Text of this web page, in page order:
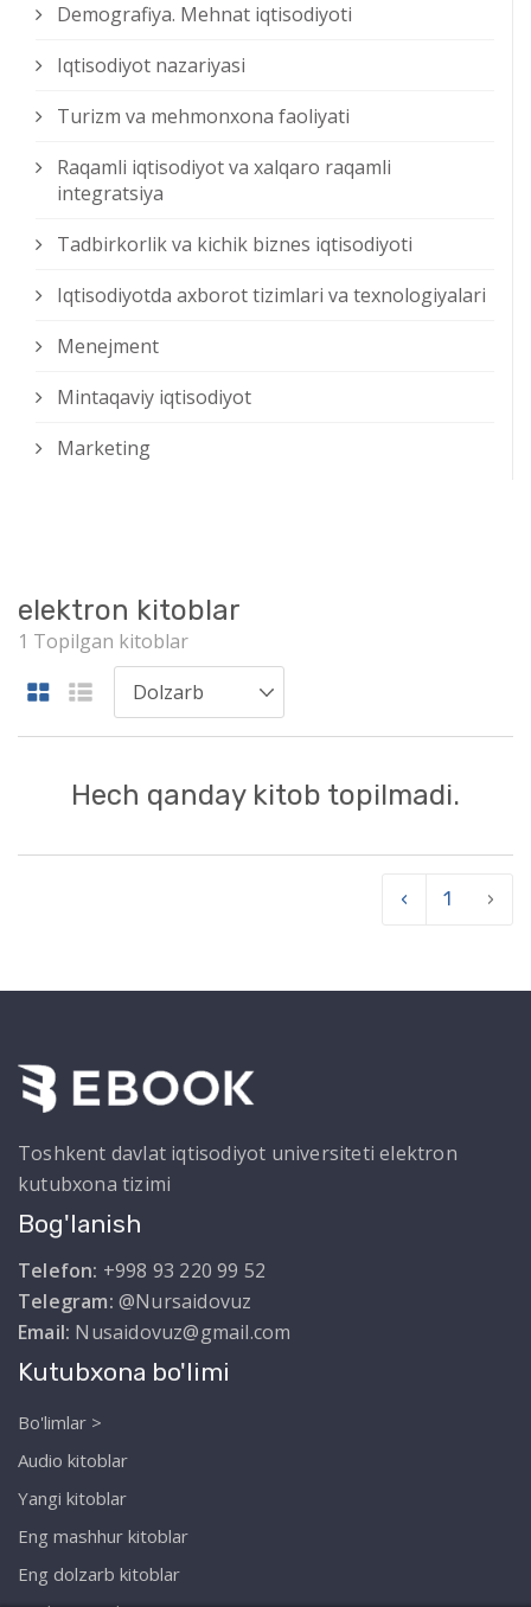
Demografiya. Mehnat iqtisodiyoti
Iqtisodiyot nazariyasi
Turizm va mehmonxona faoliyati
Raqamli iqtisodiyot va xalqaro raqamli
integratsiya
Tadbirkorlik va kichik biznes iqtisodiyoti
Iqtisodiyotda axborot tizimlari va texnologiyalari
Menejment
Mintaqaviy iqtisodiyot
Marketing
elektron kitoblar
1 Topilgan kitoblar
Hech qanday kitob topilmadi.
‹ 1 ›
Toshkent davlat iqtisodiyot universiteti elektron
kutubxona tizimi
Bog'lanish
Telefon: +998 93 220 99 52
Telegram: @Nursaidovuz
Email: Nusaidovuz@gmail.com
Kutubxona bo'limi
Bo'limlar >
Audio kitoblar
Yangi kitoblar
Eng mashhur kitoblar
Eng dolzarb kitoblar